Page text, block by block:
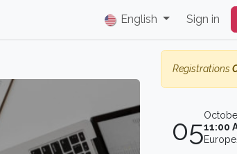
English Sign in
Registrations
0511:00